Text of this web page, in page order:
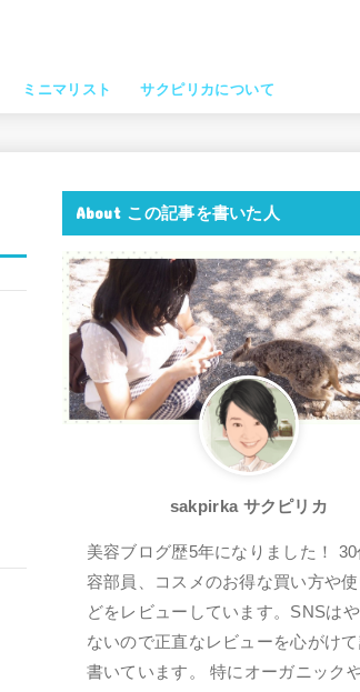
ミニマリスト サクピリカについて
About この記事を書いた人
sakpirka サクピリカ
美容ブログ歴5年になりました！ 30
容部員、コスメのお得な買い方や
どをレビューしています。SNSは
ないので正直なレビューを心がけ
書いています。 特にオーガニック